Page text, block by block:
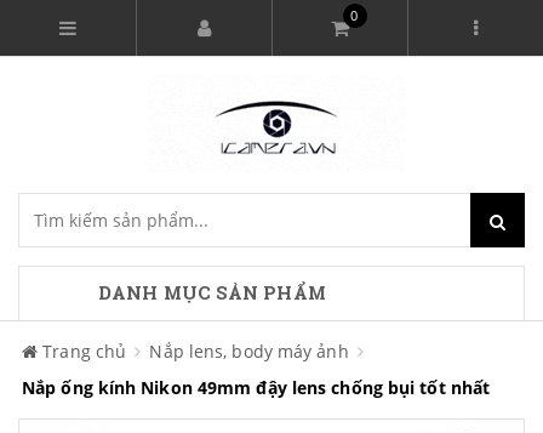
0
DANH MỤC SẢN PHẨM
Trang chủ
Nắp lens, body máy ảnh
Nắp ống kính Nikon 49mm đậy lens chống bụi tốt nhất